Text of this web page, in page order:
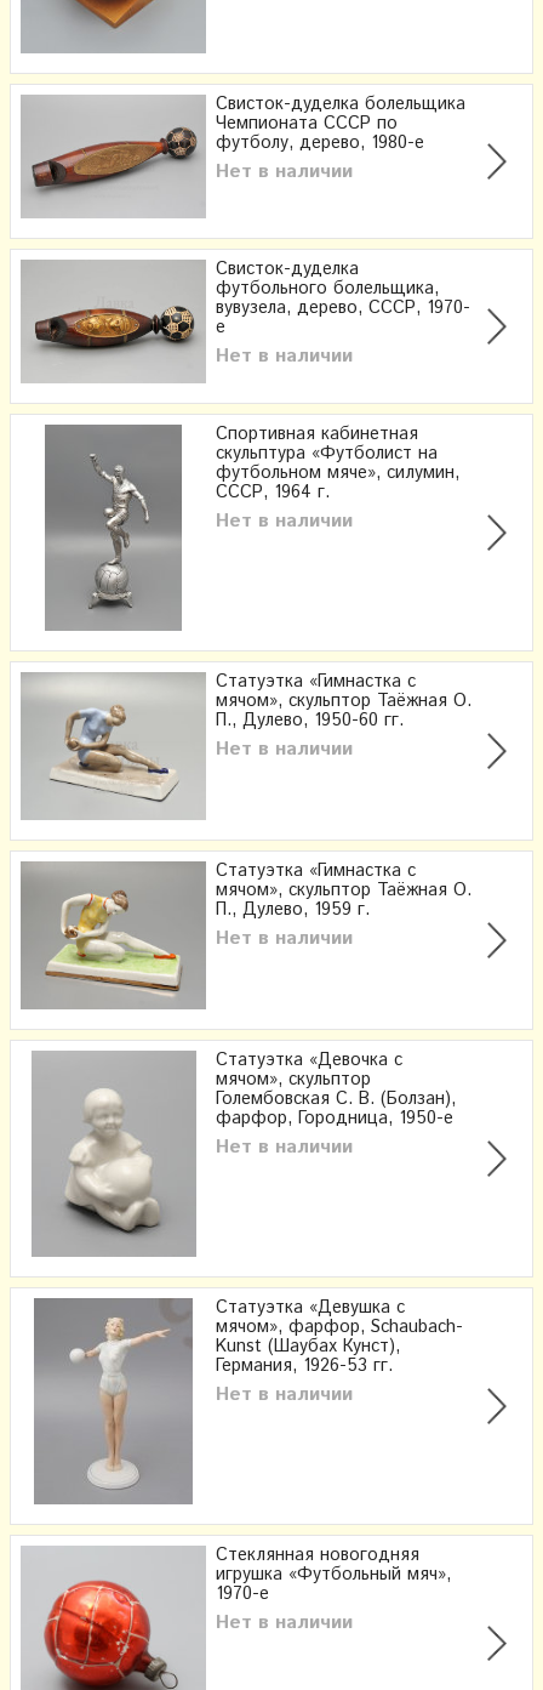
Свисток-дуделка болельщика
Чемпионата СССР по
футболу, дерево, 1980-е
Нет в наличии
Свисток-дуделка
футбольного болельщика,
вувузела, дерево, СССР, 1970-
е
Нет в наличии
Спортивная кабинетная
скульптура «Футболист на
футбольном мяче», силумин,
СССР, 1964 г.
Нет в наличии
Статуэтка «Гимнастка с
мячом», скульптор Таёжная О.
П., Дулево, 1950-60 гг.
Нет в наличии
Статуэтка «Гимнастка с
мячом», скульптор Таёжная О.
П., Дулево, 1959 г.
Нет в наличии
Статуэтка «Девочка с
мячом», скульптор
Голембовская С. В. (Болзан),
фарфор, Городница, 1950-е
Нет в наличии
Статуэтка «Девушка с
мячом», фарфор, Schaubach-
Kunst (Шаубах Кунст),
Германия, 1926-53 гг.
Нет в наличии
Стеклянная новогодняя
игрушка «Футбольный мяч»,
1970-е
Нет в наличии